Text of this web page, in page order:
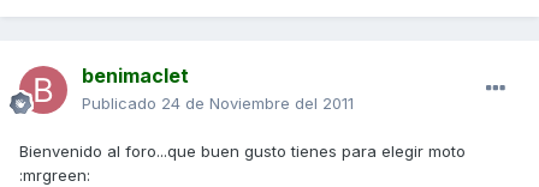
benimaclet
Publicado 24 de Noviembre del 2011
Bienvenido al foro...que buen gusto tienes para elegir moto
:mrgreen: